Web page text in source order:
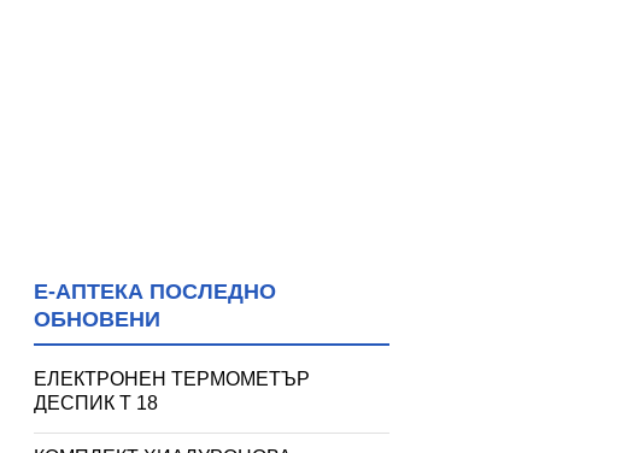
Е-АПТЕКА ПОСЛЕДНО
ОБНОВЕНИ
ЕЛЕКТРОНЕН ТЕРМОМЕТЪР
ДЕСПИК T 18